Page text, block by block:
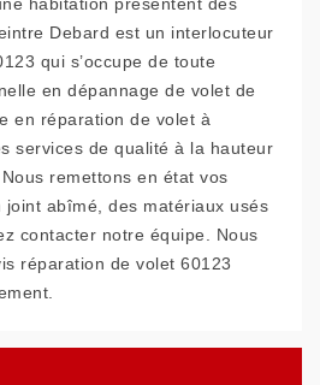
Debard est un interlocuteur
qui s’occupe de toute
en dépannage de volet de
en réparation de volet à
services de qualité à la hauteur
remettons en état vos
abîmé, des matériaux usés
contacter notre équipe. Nous
réparation de volet 60123